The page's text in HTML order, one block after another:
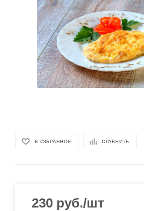
В ИЗБРАННОЕ СРАВНИТЬ
230 руб./шт